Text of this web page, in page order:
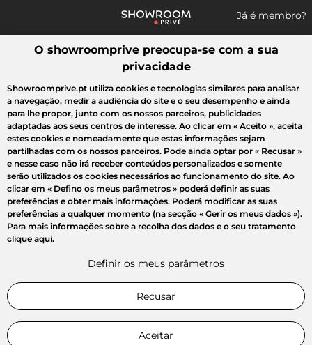
Já é membro?
Pesquisar uma marca, um artigo, uma venda...
Todas as vendas Moda Desporto Casa Criança Beleza
O showroomprive preocupa-se com a sua
privacidade
Showroomprive.pt utiliza cookies e tecnologias similares para analisar
a navegação, medir a audiência do site e o seu desempenho e ainda
para lhe propor, junto com os nossos parceiros, publicidades
adaptadas aos seus centros de interesse. Ao clicar em « Aceito », aceita
estes cookies e nomeadamente que estas informações sejam
partilhadas com os nossos parceiros. Pode ainda optar por « Recusar »
e nesse caso não irá receber conteúdos personalizados e somente
serão utilizados os cookies necessários ao funcionamento do site. Ao
clicar em « Defino os meus parâmetros » poderá definir as suas
preferências e obter mais informações. Poderá modificar as suas
preferências a qualquer momento (na secção « Gerir os meus dados »).
Para mais informações sobre a recolha dos dados e o seu tratamento
clique aqui.
Definir os meus parâmetros
Recusar
Aceitar